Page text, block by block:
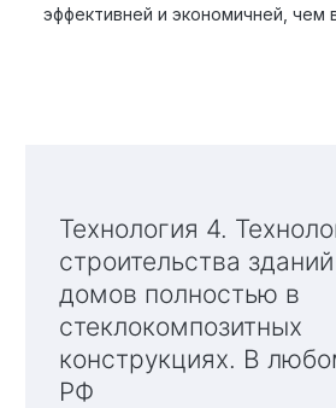
эффективней и экономичней, чем
Технология 4. Технология
строительства
домов полностью в
стеклокомпозитных
конструкциях. В
РФ